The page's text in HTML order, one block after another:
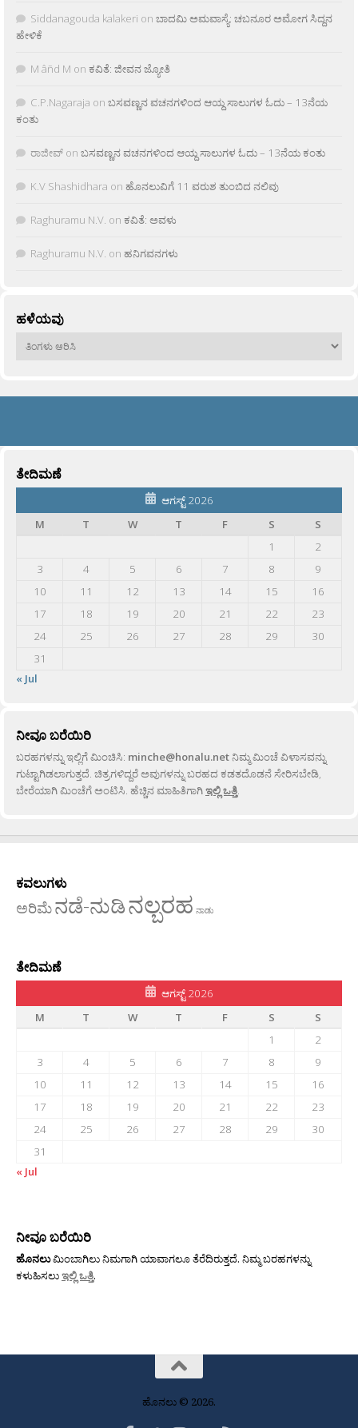
Siddanagouda kalakeri on ಬಾದಮಿ ಅಮವಾಸ್ಯೆ: ಚಬನೂರ ಅಮೋಗ ಸಿದ್ದನ
ಹೇಳಿಕೆ
M âñd M on ಕವಿತೆ: ಜೀವನ ಜ್ಯೋತಿ
C.P.Nagaraja on ಬಸವಣ್ಣನ ವಚನಗಳಿಂದ ಆಯ್ದ ಸಾಲುಗಳ ಓದು – 13ನೆಯ
ಕಂತು
ರಾಜೀವ್ on ಬಸವಣ್ಣನ ವಚನಗಳಿಂದ ಆಯ್ದ ಸಾಲುಗಳ ಓದು – 13ನೆಯ ಕಂತು
K.V Shashidhara on ಹೊನಲುವಿಗೆ 11 ವರುಶ ತುಂಬಿದ ನಲಿವು
Raghuramu N.V. on ಕವಿತೆ: ಅವಳು
Raghuramu N.V. on ಹನಿಗವನಗಳು
ಹಳೆಯವು
ಹಳೆಯವು
ತೇದಿಮಣೆ
ಆಗಸ್ಟ್ 2026
M
T W T F S
S
1
2
3
4 5 6 7 8
9
10
11 12 13 14 15
16
17
18 19 20 21 22
23
24
25 26 27 28 29
30
31
« Jul
ನೀವೂ ಬರೆಯಿರಿ
ಬರಹಗಳನ್ನು ಇಲ್ಲಿಗೆ ಮಿಂಚಿಸಿ: minche@honalu.netನಿಮ್ಮ ಮಿಂಚೆ ವಿಳಾಸವನ್ನು
ಗುಟ್ಟಾಗಿಡಲಾಗುತ್ತದೆ. ಚಿತ್ರಗಳಿದ್ದರೆ ಅವುಗಳನ್ನು ಬರಹದ ಕಡತದೊಡನೆ ಸೇರಿಸಬೇಡಿ,
ಬೇರೆಯಾಗಿ ಮಿಂಚೆಗೆ ಅಂಟಿಸಿ. ಹೆಚ್ಚಿನ ಮಾಹಿತಿಗಾಗಿಇಲ್ಲಿ ಒತ್ತಿ.
ಕವಲುಗಳು
ಅರಿಮೆನಡೆ-ನುಡಿನಲ್ಬರಹ ನಾಡು
ತೇದಿಮಣೆ
ಆಗಸ್ಟ್ 2026
M
T W T F S
S
1
2
3
4 5 6 7 8
9
10
11 12 13 14 15
16
17
18 19 20 21 22
23
24
25 26 27 28 29
30
31
« Jul
ನೀವೂ ಬರೆಯಿರಿ
ಹೊನಲುಮಿಂಬಾಗಿಲು ನಿಮಗಾಗಿ ಯಾವಾಗಲೂ ತೆರೆದಿರುತ್ತದೆ. ನಿಮ್ಮ ಬರಹಗಳನ್ನು
ಕಳುಹಿಸಲುಇಲ್ಲಿ ಒತ್ತಿ.
ಹೊನಲು © 2026.